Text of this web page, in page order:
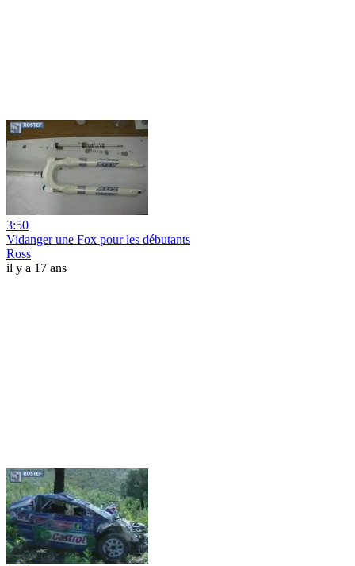
3:50
Vidanger une Fox pour les débutants
Ross
il y a 17 ans